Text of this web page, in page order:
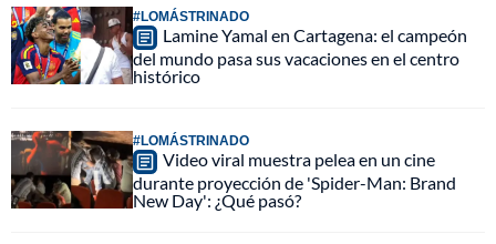
#LOMÁSTRINADO
Lamine Yamal en Cartagena: el campeón
del mundo pasa sus vacaciones en el centro
histórico
#LOMÁSTRINADO
Video viral muestra pelea en un cine
durante proyección de 'Spider-Man: Brand
New Day': ¿Qué pasó?